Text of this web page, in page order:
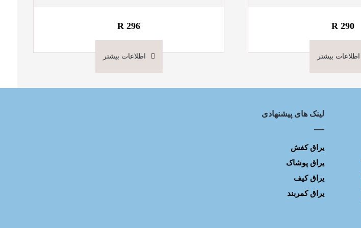
R 290
اطلاعات بیشتر
R 296
اطلاعات بیشتر
لینک های پیشنهادی
یراق کفش
یراق پوشاک
یراق کیف
یراق کمربند